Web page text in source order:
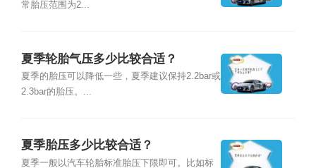
常胎压范围为2...
夏季轮胎气压多少比较合适？
夏季的胎压可以降低一些，夏季建议保持2.2bar或
2.3bar的胎压。...
夏季胎压多少比较合适？
夏季一般以汽车轮胎标准胎压下限即可。比如标